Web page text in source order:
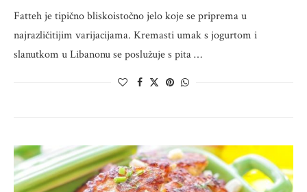
Fatteh je tipično bliskoistočno jelo koje se priprema u
najrazličitijim varijacijama. Kremasti umak s jogurtom i
slanutkom u Libanonu se poslužuje s pita …